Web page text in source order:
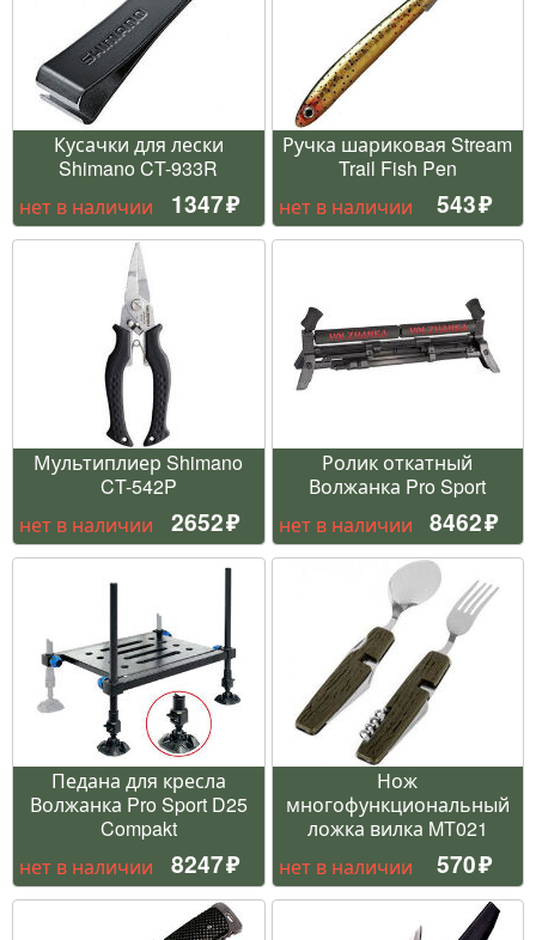
Кусачки для лески
Shimano CT-933R
нет в наличии
1347
Ручка шариковая Stream
Trail Fish Pen
нет в наличии
543
Мультиплиер Shimano
CT-542P
нет в наличии
2652
Ролик откатный
Волжанка Pro Sport
нет в наличии
8462
Педана для кресла
Волжанка Pro Sport D25
Compakt
нет в наличии
8247
Нож
многофункциональный
ложка вилка MT021
нет в наличии
570